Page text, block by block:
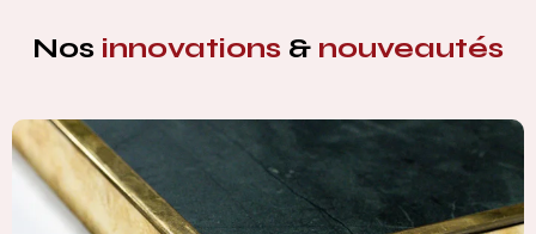
Nos innovations & nouveautés